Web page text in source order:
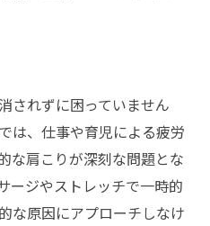
されずに困っていません
は、仕事や育児による疲労
な肩こりが深刻な問題とな
ージやストレッチで一時的
な原因にアプローチしなけ